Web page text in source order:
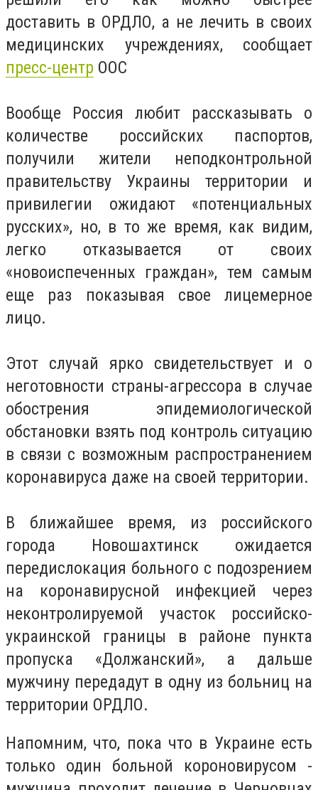
доставить в ОРДЛО, а не лечить в своих
медицинских учреждениях, сообщает
пресс-центр ООС
Вообще Россия любит рассказывать о
количестве российских паспортов,
получили жители неподконтрольной
правительству Украины территории и
привилегии ожидают «потенциальных
русских», но, в то же время, как видим,
легко отказывается от своих
«новоиспеченных граждан», тем самым
еще раз показывая свое лицемерное
лицо.
Этот случай ярко свидетельствует и о
неготовности страны-агрессора в случае
обострения эпидемиологической
обстановки взять под контроль ситуацию
в связи с возможным распространением
коронавируса даже на своей территории.
В ближайшее время, из российского
города Новошахтинск ожидается
передислокация больного с подозрением
на коронавирусной инфекцией через
неконтролируемой участок российско-
украинской границы в районе пункта
пропуска «Должанский», а дальше
мужчину передадут в одну из больниц на
территории ОРДЛО.
Напомним, что, пока что в Украине есть
только один больной короновирусом -